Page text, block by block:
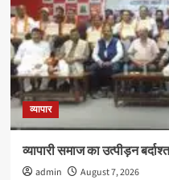
कांग्रेस
नेताओं
की
ओर
से
दरगाह
आला
हज़रत
पर
अमन-
चैन
व्यापार
व्यापारी समाज का उत्पीड़न
admin
August 7, 2026